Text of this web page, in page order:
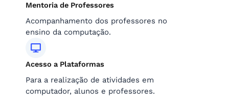
Mentoria de Professores
Acompanhamento dos professores no
ensino da computação.
Acesso a Plataformas
Para a realização de atividades em
computador, alunos e professores.